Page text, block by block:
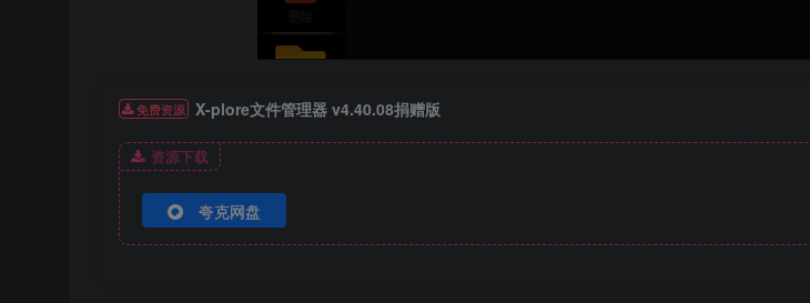
免费资源 X-plore文件管理器 v4.40.08捐赠版
资源下载
夸克网盘